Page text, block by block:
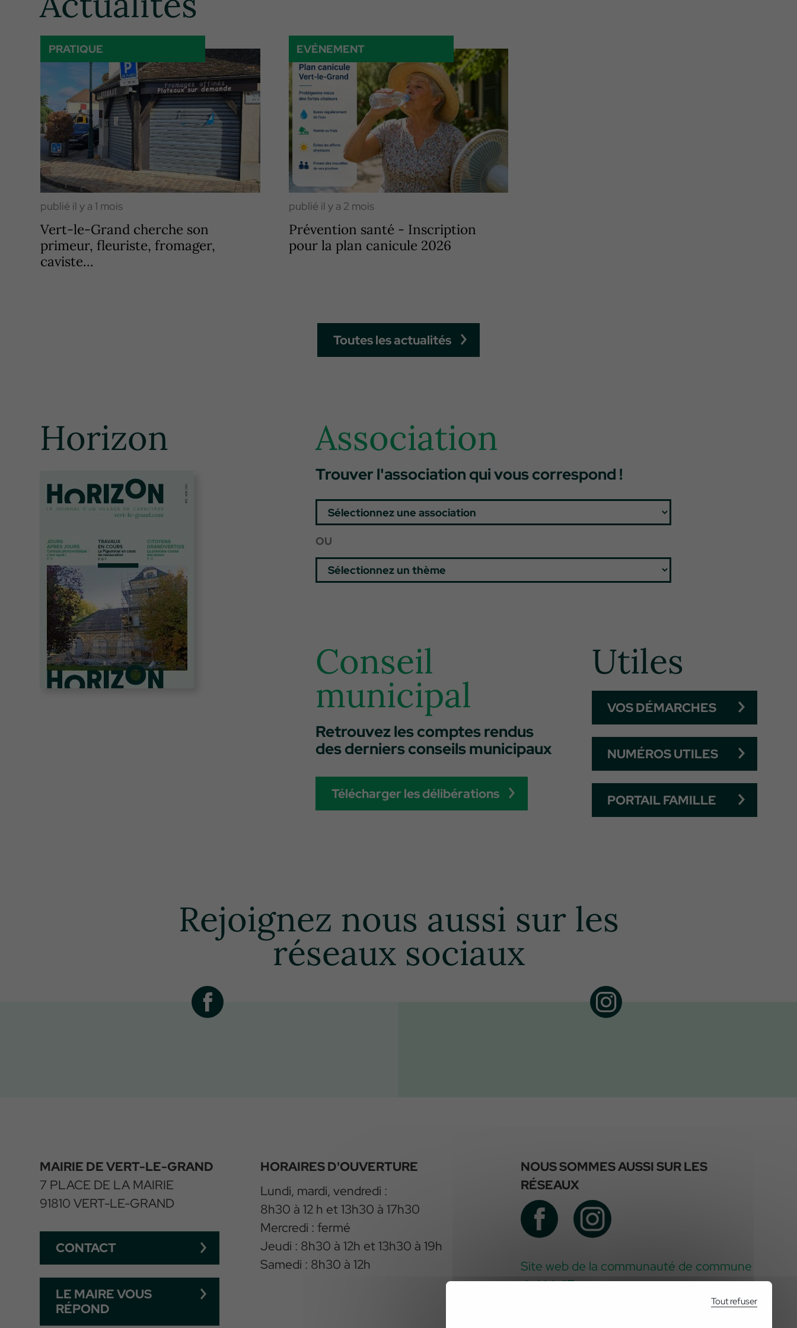
PRATIQUE
publié il y a 1 mois
Vert-le-Grand cherche son
primeur, fleuriste, fromager,
caviste...
EVÉNEMENT
publié il y a 2 mois
Prévention santé - Inscription
pour la plan canicule 2026
Toutes les actualités
Horizon Association
Trouver l'association qui vous correspond !
OU
Conseil
municipal
Retrouvez les comptes rendus
des derniers conseils municipaux
Télécharger les délibérations
Utiles
VOS DÉMARCHES
NUMÉROS UTILES
PORTAIL FAMILLE
Rejoignez nous aussi sur les
réseaux sociaux
MAIRIE DE VERT-LE-GRAND
7 PLACE DE LA MAIRIE
91810 VERT-LE-GRAND
CONTACT
LE MAIRE VOUS
RÉPOND
HORAIRES D'OUVERTURE
Lundi, mardi, vendredi :
8h30 à 12 h et 13h30 à 17h30
Mercredi : fermé
Jeudi : 8h30 à 12h et 13h30 à 19h
Samedi : 8h30 à 12h
NOUS SOMMES AUSSI SUR LES
RÉSEAUX
Site web de la communauté de commune
du Val d'Essonne
Tout refuser